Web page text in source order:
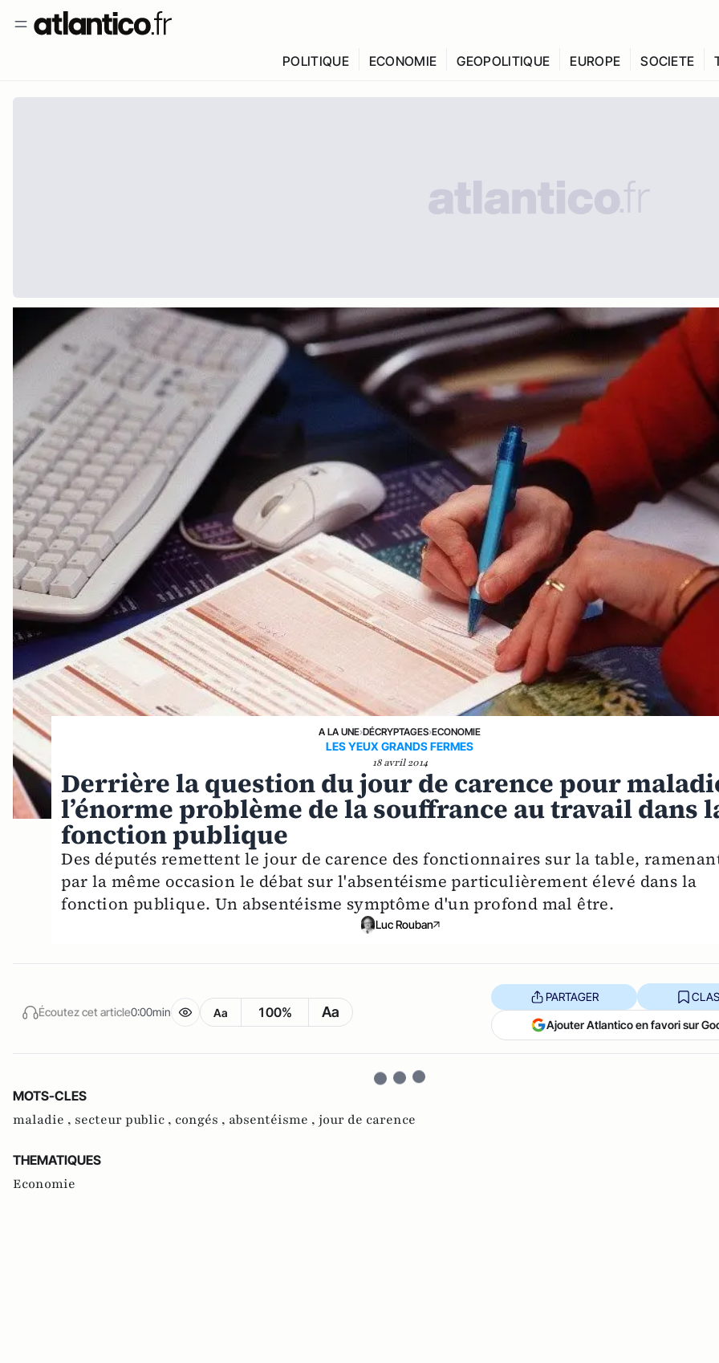
POLITIQUE ECONOMIE GEOPOLITIQUE EUROPE SOCIETE
A LA UNE›DÉCRYPTAGES›ECONOMIE
LES YEUX GRANDS FERMES
18 avril 2014
Derrière la question du jour de carence pour
l’énorme problème de la souffrance au travail dans
fonction publique
Des députés remettent le jour de carence des fonctionnaires sur la table,
par la même occasion le débat sur l'absentéisme particulièrement élevé dans la
fonction publique. Un absentéisme symptôme d'un profond mal être.
Luc Rouban
Écoutez cet article0:00min Aa 100% Aa
PARTAGER
Ajouter Atlantico en favori sur
MOTS-CLES
maladie , secteur public , congés , absentéisme , jour de carence
THEMATIQUES
Economie